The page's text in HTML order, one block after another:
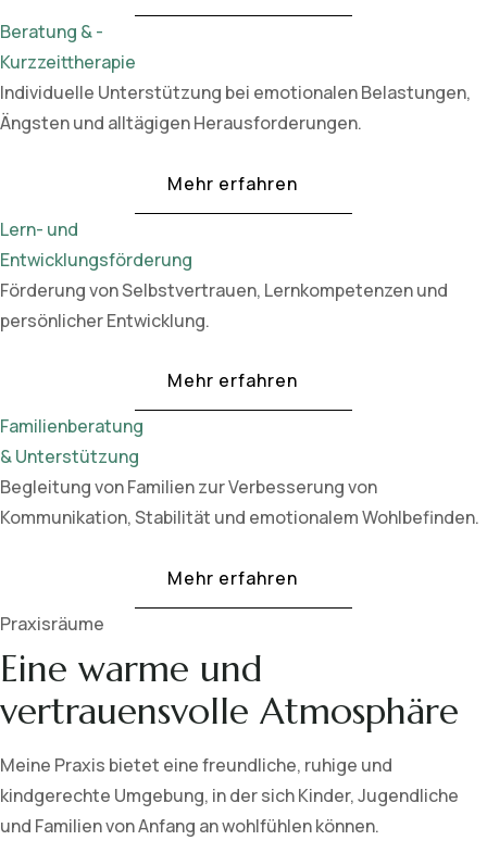
Beratung & -
Kurzzeittherapie
Individuelle Unterstützung bei emotionalen Belastungen,
Ängsten und alltägigen Herausforderungen.
Mehr erfahren
Lern- und
Entwicklungsförderung
Förderung von Selbstvertrauen, Lernkompetenzen und
persönlicher Entwicklung.
Mehr erfahren
Familienberatung
& Unterstützung
Begleitung von Familien zur Verbesserung von
Kommunikation, Stabilität und emotionalem Wohlbefinden.
Mehr erfahren
Praxisräume
Eine warme und
vertrauensvolle Atmosphäre
Meine Praxis bietet eine freundliche, ruhige und
kindgerechte Umgebung, in der sich Kinder, Jugendliche
und Familien von Anfang an wohlfühlen können.